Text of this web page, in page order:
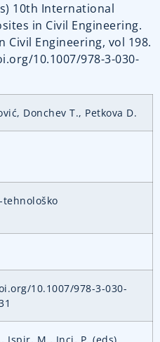
10th International
in Civil Engineering.
Civil Engineering, vol 198.
10.1007/978-3-030-
Donchev T., Petkova D.
tehnološko
10.1007/978-3-030-